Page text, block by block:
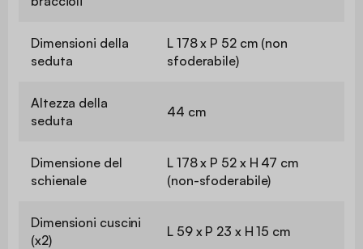
Dimensioni della
seduta
L 178 x P 52 cm (non
sfoderabile)
Altezza della
seduta
44 cm
Dimensione del
schienale
L 178 x P 52 x H 47 cm
(non-sfoderabile)
Dimensioni cuscini
(x2)
L 59 x P 23 x H 15 cm